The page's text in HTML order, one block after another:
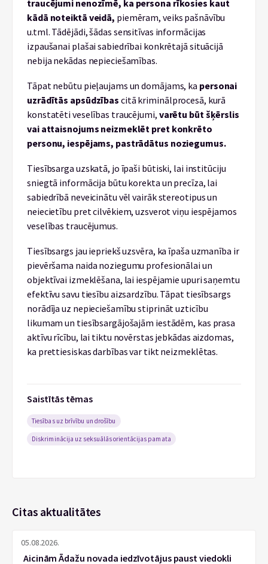
traucējumi nenozīmē, ka persona rīkosies kaut
kādā noteiktā veidā, piemēram, veiks pašnāvību
u.tml. Tādējādi, šādas sensitīvas informācijas
izpaušanai plašai sabiedrībai konkrētajā situācijā
nebija nekādas nepieciešamības.
Tāpat nebūtu pieļaujams un domājams, ka personai
uzrādītās apsūdzības citā kriminālprocesā, kurā
konstatēti veselības traucējumi, varētu būt šķērslis
vai attaisnojums neizmeklēt pret konkrēto
personu, iespējams, pastrādātus noziegumus.
Tiesībsarga uzskatā, jo īpaši būtiski, lai institūciju
sniegtā informācija būtu korekta un precīza, lai
sabiedrībā neveicinātu vēl vairāk stereotipus un
neiecietību pret cilvēkiem, uzsverot viņu iespējamos
veselības traucējumus.
Tiesībsargs jau iepriekš uzsvēra, ka īpaša uzmanība ir
pievēršama naida noziegumu profesionālai un
objektīvai izmeklēšana, lai iespējamie upuri saņemtu
efektīvu savu tiesību aizsardzību. Tāpat tiesībsargs
norādīja uz nepieciešamību stiprināt uzticību
likumam un tiesībsargājošajām iestādēm, kas prasa
aktīvu rīcību, lai tiktu novērstas jebkādas aizdomas,
ka prettiesiskas darbības var tikt neizmeklētas.
Saistītās tēmas
Tiesības uz brīvību un drošību
Diskriminācija uz seksuālās orientācijas pamata
Citas aktualitātes
05.08.2026.
Aicinām Ādažu novada iedzīvotājus paust viedokli